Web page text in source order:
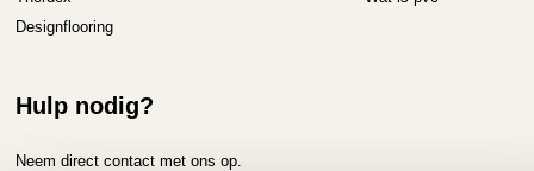
Designflooring
Hulp nodig?
Neem direct contact met ons op.